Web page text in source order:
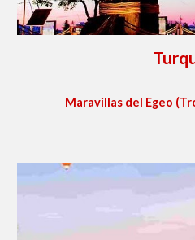
Maravillas del Egeo